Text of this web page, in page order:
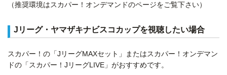
（推奨環境はスカパー！オンデマンドのページをご覧下さい）
Jリーグ・ヤマザキナビスコカップを視聴したい場合
スカパー！の「JリーグMAXセット」またはスカパー！オンデマン
ドの「スカパー！JリーグLIVE」がおすすめです。